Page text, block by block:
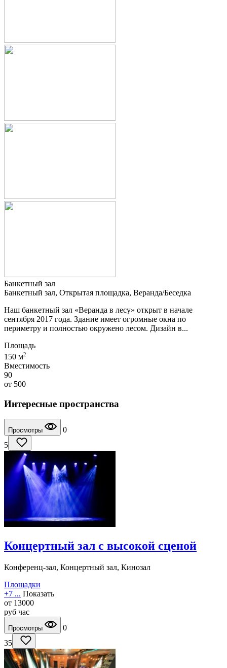
Банкетный зал
Банкетный зал, Открытая площадка, Веранда/Беседка
Наш банкетный зал «Веранда в лесу» открыт в начале
сентября 2017 года. Здание имеет огромные окна по
периметру и полностью окружено лесом. Дизайн в...
Площадь
150 м2
Вместимость
90
от 500
Интересные пространства
Просмотры
0
5
Концертный зал с высокой сценой
Конференц-зал, Концертный зал, Кинозал
Площадки
+7 ... Показать
от 13000
руб час
Просмотры
0
35